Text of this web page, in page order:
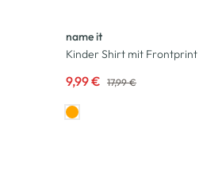
name it
Kinder Shirt mit Frontprint
9,99 € 17,99 €